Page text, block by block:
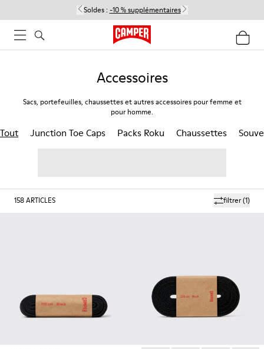
Soldes : -10 % supplémentaires
Accessoires
Sacs, portefeuilles, chaussettes et autres accessoires pour femme et
pour homme.
Tout Junction Toe Caps Packs Roku Chaussettes
filtrer(1)
158ARTICLES